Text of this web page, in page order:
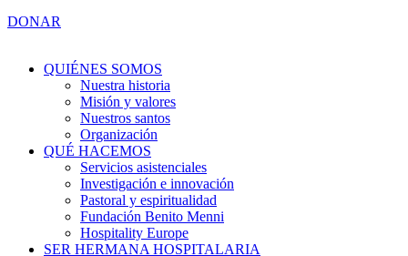
DONAR
QUIÉNES SOMOS
Nuestra historia
Misión y valores
Nuestros santos
Organización
QUÉ HACEMOS
Servicios asistenciales
Investigación e innovación
Pastoral y espiritualidad
Fundación Benito Menni
Hospitality Europe
SER HERMANA HOSPITALARIA